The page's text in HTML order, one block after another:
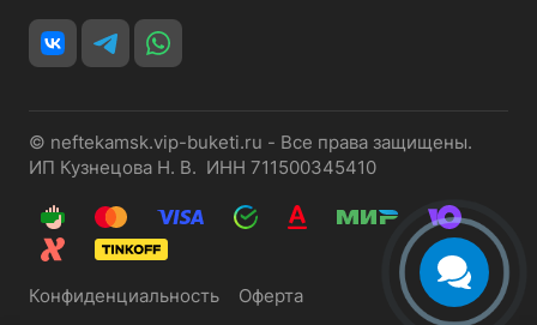
© neftekamsk.vip-buketi.ru - Все права защищены.
ИП Кузнецова Н. В. ИНН 711500345410
Конфиденциальность Оферта